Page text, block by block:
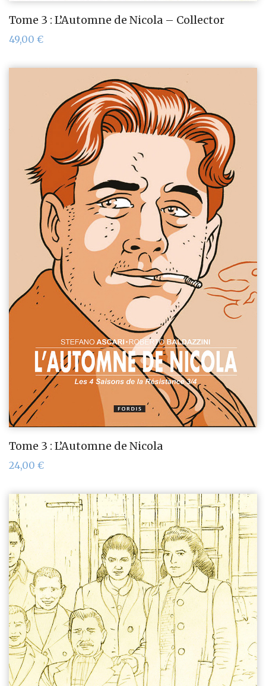
Tome 3 : L’Automne de Nicola – Collector
49,00 €
Tome 3 : L’Automne de Nicola
24,00 €